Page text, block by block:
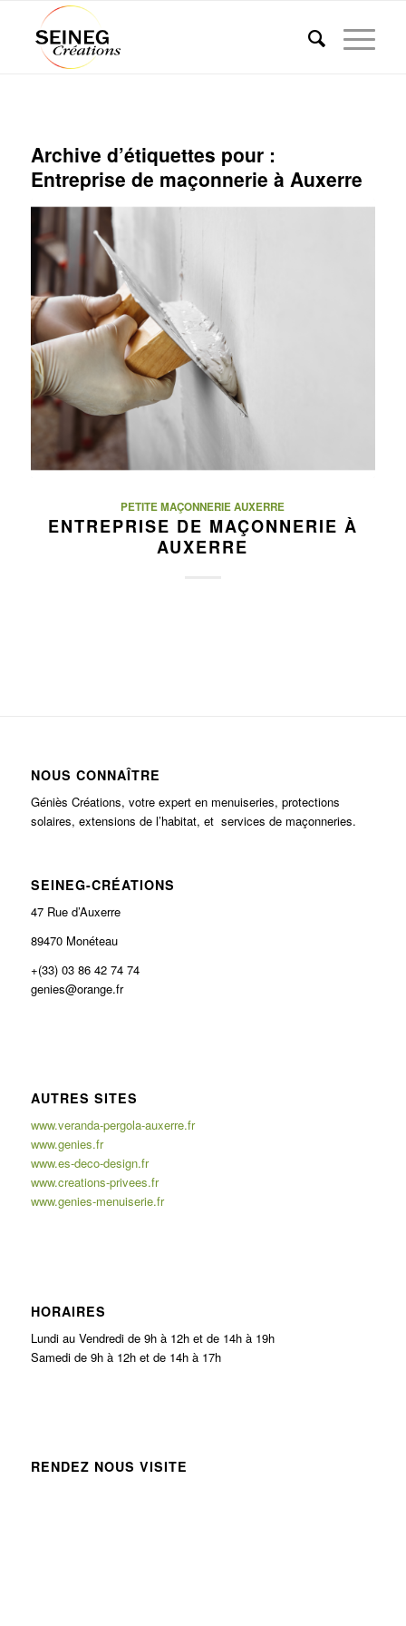
Archive d’étiquettes pour :
Entreprise de maçonnerie à Auxerre
PETITE MAÇONNERIE AUXERRE
ENTREPRISE DE MAÇONNERIE À
AUXERRE
NOUS CONNAÎTRE
Géniès Créations, votre expert en menuiseries, protections
solaires, extensions de l’habitat, et services de maçonneries.
SEINEG-CRÉATIONS
47 Rue d’Auxerre
89470 Monéteau
+(33) 03 86 42 74 74
genies@orange.fr
AUTRES SITES
www.veranda-pergola-auxerre.fr
www.genies.fr
www.es-deco-design.fr
www.creations-privees.fr
www.genies-menuiserie.fr
HORAIRES
Lundi au Vendredi de 9h à 12h et de 14h à 19h
Samedi de 9h à 12h et de 14h à 17h
RENDEZ NOUS VISITE